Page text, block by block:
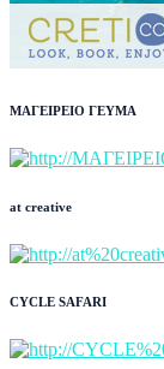
ΜΑΓΕΙΡΕΙΟ ΓΕΥΜΑ
at creative
CYCLE SAFARI